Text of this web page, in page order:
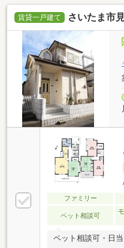
賃貸一戸建て さいたま市
ファミリー
ペット相談可
ペット相談可・日